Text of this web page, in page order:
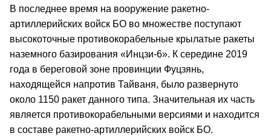
В последнее время на вооружение ракетно-
артиллерийских войск БО во множестве поступают
высокоточные противокорабельные крылатые ракеты
наземного базирования «Инцзи-6». К середине 2019
года в береговой зоне провинции Фуцзянь,
находящейся напротив Тайваня, было развернуто
около 1150 ракет данного типа. Значительная их часть
является противокорабельными версиями и находится
в составе ракетно-артиллерийских войск БО.